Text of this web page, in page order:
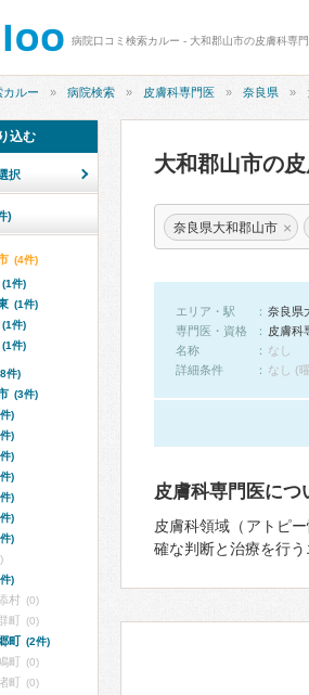
病院口コミ検索カルー - 大和郡山市の皮膚科専
カルー 病院検索 皮膚科専門医 奈良県
大和郡山市の
奈良県大和郡山市 ×
エリア・駅
奈良県
専門医・資格
皮膚科
名称
なし
詳細条件
なし (
皮膚科専門医につ
皮膚科領域（アトピ
確な判断と治療を行う
込む
択
)
(4件)
(1件)
(1件)
(1件)
(1件)
件)
(3件)
)
)
)
)
)
)
)
)
村 (0)
町 (0)
町 (2件)
町 (0)
町 (0)